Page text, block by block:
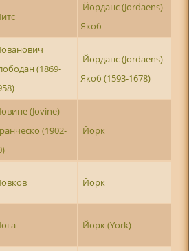
Йорданс (Jordaens)
Якоб
(1869-
Йорданс (Jordaens)
Якоб (1593-1678)
(Jovine)
(1902-
Йорк
Йорк
Йорк (York)